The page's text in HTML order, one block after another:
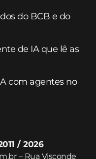
do BCB e do
de IA que lê as
com agentes no
/ 2026
– Rua Visconde